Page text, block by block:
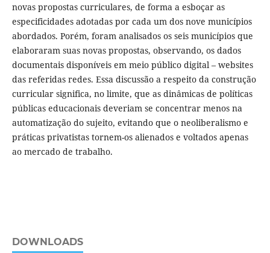
novas propostas curriculares, de forma a esboçar as
especificidades adotadas por cada um dos nove municípios
abordados. Porém, foram analisados os seis municípios que
elaboraram suas novas propostas, observando, os dados
documentais disponíveis em meio público digital – websites
das referidas redes. Essa discussão a respeito da construção
curricular significa, no limite, que as dinâmicas de políticas
públicas educacionais deveriam se concentrar menos na
automatização do sujeito, evitando que o neoliberalismo e
práticas privatistas tornem-os alienados e voltados apenas
ao mercado de trabalho.
DOWNLOADS